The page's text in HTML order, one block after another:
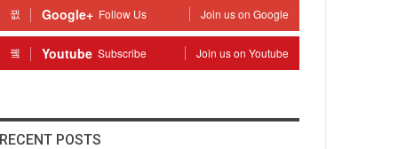
Google+ Follow Us Join us on Google
Youtube Subscribe Join us on Youtube
RECENT POSTS